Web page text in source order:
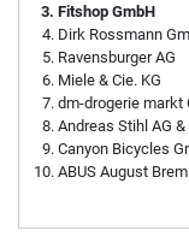
Fitshop GmbH
Dirk Rossmann
Ravensburger AG
Miele & Cie. KG
dm-drogerie markt
Andreas Stihl AG
Canyon Bicycles
ABUS August